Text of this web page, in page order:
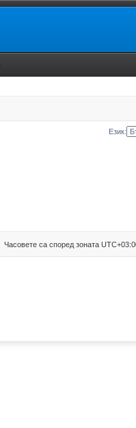
Език:
Часовете са според зоната